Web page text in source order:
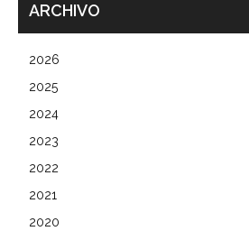
ARCHIVO
2026
2025
2024
2023
2022
2021
2020